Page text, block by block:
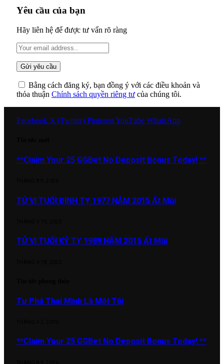
Yêu cầu của bạn
Hãy liên hệ để được tư vấn rõ ràng
Bằng cách đăng ký, bạn đồng ý với các điều khoản và
thỏa thuận Chính sách quyền riêng tư của chúng tôi.
Facebook X (Twitter) PinterestYouTube WhatsApp
**Claim Your 25 GGBet No Deposit Bonus Today! **
TỬ VI TUỔI ĐINH TỴ 1977 NĂM 2015 Ất Mùi
TỬ VI TUỔI KỶ TỴ 1989 NĂM 2015 Ất Mùi
Tự Phá Thai Mình Là Một Tội
**Claim Your 25 GGBet No Deposit Bonus Today! **